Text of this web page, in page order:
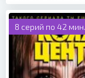
8 серий по 42 мин.